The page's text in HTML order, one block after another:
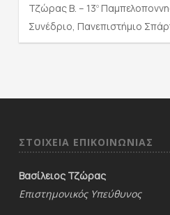
Τζώρας Β. – 13ο
Συνέδριο, Πανεπιστήμιο
ΣΤΟΙΧΕΙΑ ΕΠΙΚΟΙΝΩΝΙΑΣ
Βασίλειος Τζώρας
Επιστημονικός Υπεύθυνος